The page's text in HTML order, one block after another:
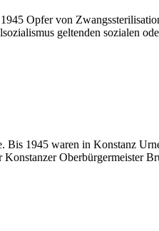
Opfer von
geltenden sozialen
Bis 1945 waren in Konstanz
Oberbürgermeister